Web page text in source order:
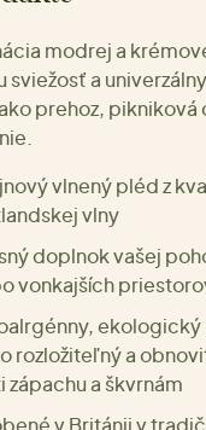
modrej a
sviežosť a
prehoz, pikniková
vlnený pléd z
vlny
doplnok vašej
vonkajších
rozložiteľný a
zápachu a škvrnám
v Británii v